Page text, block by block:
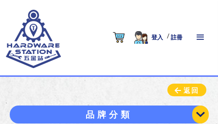
登入 /註冊
返回
品牌分類